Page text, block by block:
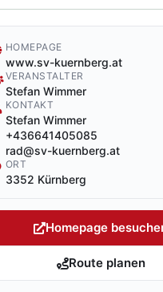
HOMEPAGE
www.sv-kuernberg.at
VERANSTALTER
Stefan Wimmer
KONTAKT
Stefan Wimmer
+436641405085
rad@sv-kuernberg.at
ORT
3352 Kürnberg
Homepage
Route planen